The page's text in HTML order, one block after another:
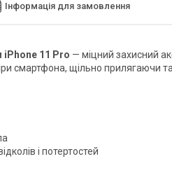
Інформація для замовлення
11 Pro — міцний захисний
смартфона, щільно прилягаючи
і потертостей